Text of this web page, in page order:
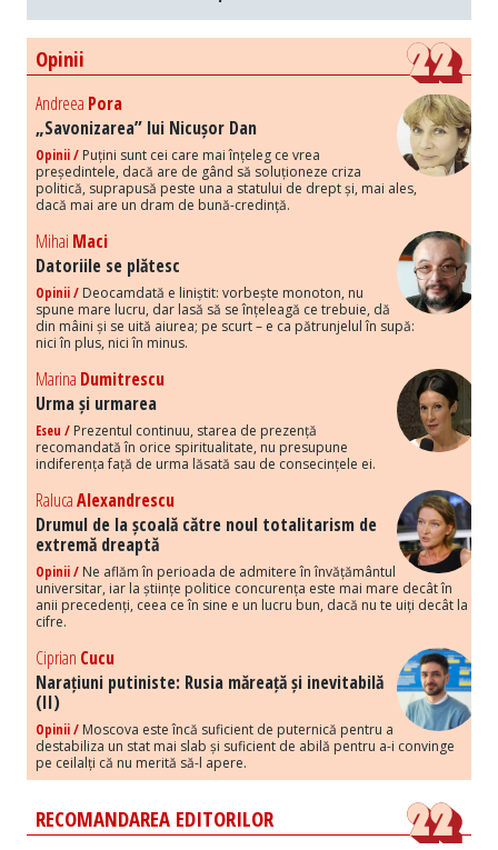
Opinii
Andreea Pora
„Savonizarea” lui Nicușor Dan
Opinii / Puțini sunt cei care mai înțeleg ce vrea
președintele, dacă are de gând să soluționeze criza
politică, suprapusă peste una a statului de drept și, mai ales,
dacă mai are un dram de bună-credință.
Mihai Maci
Datoriile se plătesc
Opinii / Deocamdată e liniștit: vorbește monoton, nu
spune mare lucru, dar lasă să se înțeleagă ce trebuie, dă
din mâini și se uită aiurea; pe scurt – e ca pătrunjelul în supă:
nici în plus, nici în minus.
Marina Dumitrescu
Urma și urmarea
Eseu / Prezentul continuu, starea de prezență
recomandată în orice spiritualitate, nu presupune
indiferența față de urma lăsată sau de consecințele ei.
RalucaAlexandrescu
Drumul de la școală către noul totalitarism de
extremă dreaptă
Opinii / Ne aflăm în perioada de admitere în învățământul
universitar, iar la științe politice concurența este mai mare decât în
anii precedenți, ceea ce în sine e un lucru bun, dacă nu te uiți decât la
cifre.
Ciprian Cucu
Narațiuni putiniste: Rusia măreață și inevitabilă
(II)
Opinii / Moscova este încă suficient de puternică pentru a
destabiliza un stat mai slab și suficient de abilă pentru a-i convinge
pe ceilalți că nu merită să-l apere.
RECOMANDAREA EDITORILOR